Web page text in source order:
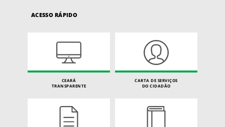
ACESSO RÁPIDO
CEARÁ
TRANSPARENTE
CARTA DE SERVIÇOS
DO CIDADÃO